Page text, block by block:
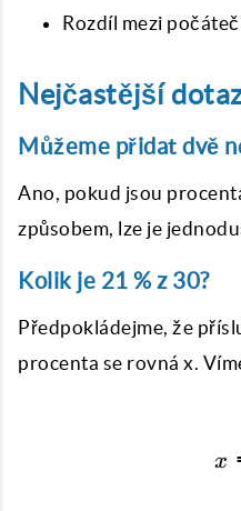
Rozdíl mezi
Nejčastější
Můžeme přidat dvě
Ano, pokud jsou
způsobem, lze je
Kolik je 21 % z 30?
Předpokládejme, že
procenta se rovná x.
x